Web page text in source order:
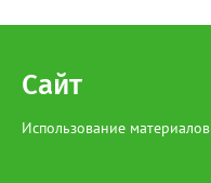
Сайт
Использование материалов